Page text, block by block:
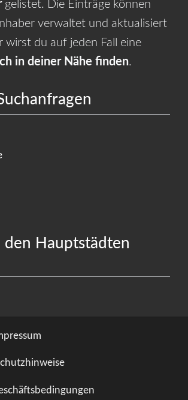
gelistet. Die Einträge können
verwaltet und aktualisiert
wirst du auf jeden Fall eine
in deiner Nähe finden.
den Hauptstädten